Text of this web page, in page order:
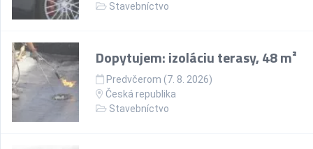
Stavebníctvo
Dopytujem: izoláciu terasy, 48 m²
Predvčerom (7. 8. 2026)
Česká republika
Stavebníctvo